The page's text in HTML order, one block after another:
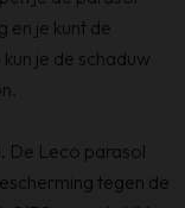
en je kunt de
je de schaduw
De Leco parasol
tegen de